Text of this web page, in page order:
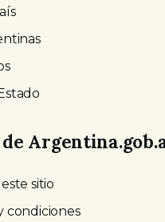
sitio
condiciones